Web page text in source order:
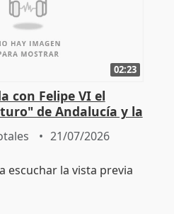
02:23
con Felipe VI el
de Andalucía y la
los incendios
21/07/2026